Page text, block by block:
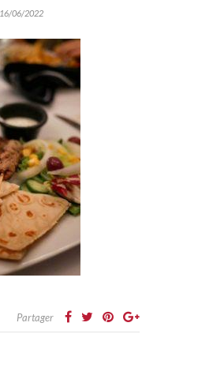
16/06/2022
Partager